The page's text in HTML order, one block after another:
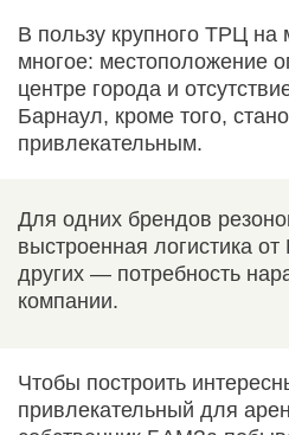
В пользу крупного ТРЦ
многое: местоположение
центре города и
Барнаул, кроме того,
привлекательным.
Для одних брендов
выстроенная логистика
других — потребность
компании.
Чтобы построить
привлекательный для